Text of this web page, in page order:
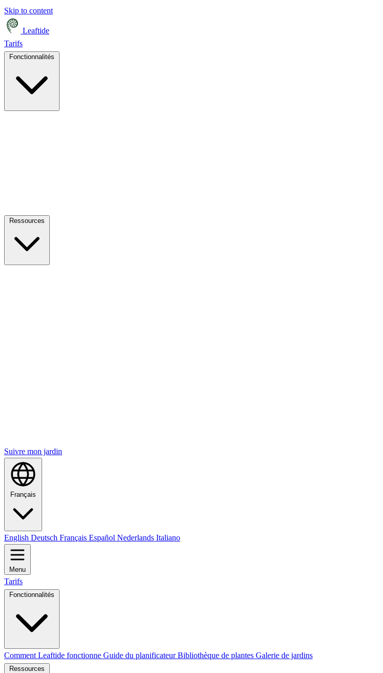
Skip to content
Leaftide
Tarifs
Suivre mon jardin
Français
English Deutsch Français Español Nederlands Italiano
Menu
Tarifs
Fonctionnalités
Comment Leaftide fonctionne Guide du planificateurBibliothèque de plantes Galerie de jardins
Ressources